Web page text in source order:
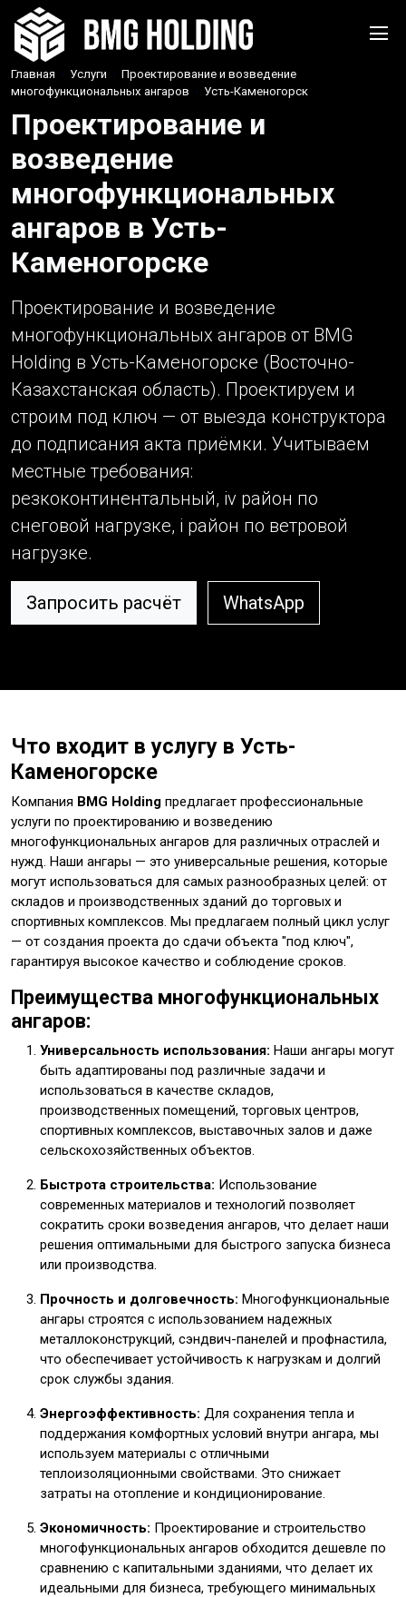
Главная › Услуги › Проектирование и возведение
многофункциональных ангаров › Усть-Каменогорск
Проектирование и
возведение
многофункциональных
ангаров в Усть-
Каменогорске
Проектирование и возведение
многофункциональных ангаров от BMG
Holding в Усть-Каменогорске (Восточно-
Казахстанская область). Проектируем и
строим под ключ — от выезда конструктора
до подписания акта приёмки. Учитываем
местные требования:
резкоконтинентальный, iv район по
снеговой нагрузке, i район по ветровой
нагрузке.
Запросить расчёт WhatsApp
Что входит в услугу в Усть-
Каменогорске
Компания BMG Holding предлагает профессиональные
услуги по проектированию и возведению
многофункциональных ангаров для различных отраслей и
нужд. Наши ангары — это универсальные решения, которые
могут использоваться для самых разнообразных целей: от
складов и производственных зданий до торговых и
спортивных комплексов. Мы предлагаем полный цикл услуг
— от создания проекта до сдачи объекта "под ключ",
гарантируя высокое качество и соблюдение сроков.
Преимущества многофункциональных
ангаров:
Универсальность использования: Наши ангары могут
быть адаптированы под различные задачи и
использоваться в качестве складов,
производственных помещений, торговых центров,
спортивных комплексов, выставочных залов и даже
сельскохозяйственных объектов.
Быстрота строительства: Использование
современных материалов и технологий позволяет
сократить сроки возведения ангаров, что делает наши
решения оптимальными для быстрого запуска бизнеса
или производства.
Прочность и долговечность: Многофункциональные
ангары строятся с использованием надежных
металлоконструкций, сэндвич-панелей и профнастила,
что обеспечивает устойчивость к нагрузкам и долгий
срок службы здания.
Энергоэффективность: Для сохранения тепла и
поддержания комфортных условий внутри ангара, мы
используем материалы с отличными
теплоизоляционными свойствами. Это снижает
затраты на отопление и кондиционирование.
Экономичность: Проектирование и строительство
многофункциональных ангаров обходится дешевле по
сравнению с капитальными зданиями, что делает их
идеальными для бизнеса, требующего минимальных